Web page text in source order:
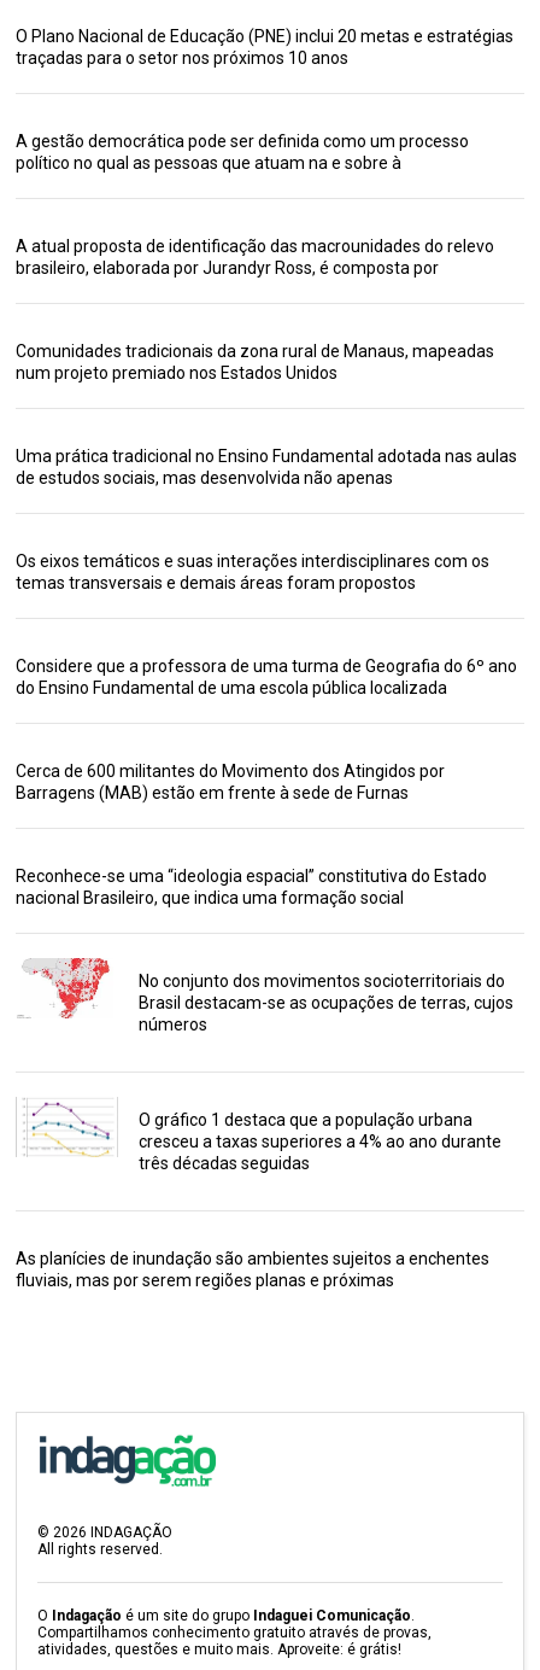
O Plano Nacional de Educação (PNE) inclui 20 metas e estratégias
traçadas para o setor nos próximos 10 anos
A gestão democrática pode ser definida como um processo
político no qual as pessoas que atuam na e sobre à
A atual proposta de identificação das macrounidades do relevo
brasileiro, elaborada por Jurandyr Ross, é composta por
Comunidades tradicionais da zona rural de Manaus, mapeadas
num projeto premiado nos Estados Unidos
Uma prática tradicional no Ensino Fundamental adotada nas aulas
de estudos sociais, mas desenvolvida não apenas
Os eixos temáticos e suas interações interdisciplinares com os
temas transversais e demais áreas foram propostos
Considere que a professora de uma turma de Geografia do 6º ano
do Ensino Fundamental de uma escola pública localizada
Cerca de 600 militantes do Movimento dos Atingidos por
Barragens (MAB) estão em frente à sede de Furnas
Reconhece-se uma “ideologia espacial” constitutiva do Estado
nacional Brasileiro, que indica uma formação social
No conjunto dos movimentos socioterritoriais do
Brasil destacam-se as ocupações de terras, cujos
números
O gráfico 1 destaca que a população urbana
cresceu a taxas superiores a 4% ao ano durante
três décadas seguidas
As planícies de inundação são ambientes sujeitos a enchentes
fluviais, mas por serem regiões planas e próximas
©2026 INDAGAÇÃO
All rights reserved.
O Indagação é um site do grupo Indaguei Comunicação.
Compartilhamos conhecimento gratuito através de provas,
atividades, questões e muito mais. Aproveite: é grátis!